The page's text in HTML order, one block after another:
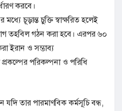
করবে।
মধ্যে চূড়ান্ত চুক্তি স্বাক্ষরিত হলেই
তহবিল গঠন করা হবে। এরপর ৬০
ইরান ও সম্ভাব্য
প্রকল্পের পরিকল্পনা ও পরিধি
যদি তার পারমাণবিক কর্মসূচি বন্ধ,